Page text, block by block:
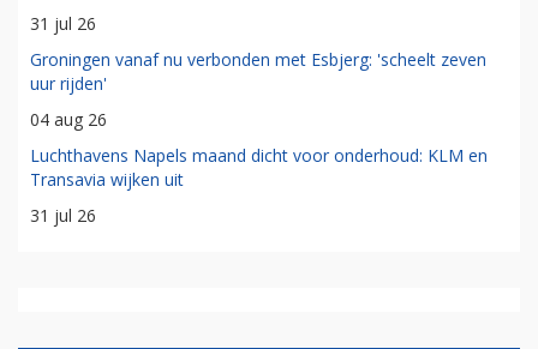
31 jul 26
Groningen vanaf nu verbonden met Esbjerg: 'scheelt zeven
uur rijden'
04 aug 26
Luchthavens Napels maand dicht voor onderhoud: KLM en
Transavia wijken uit
31 jul 26